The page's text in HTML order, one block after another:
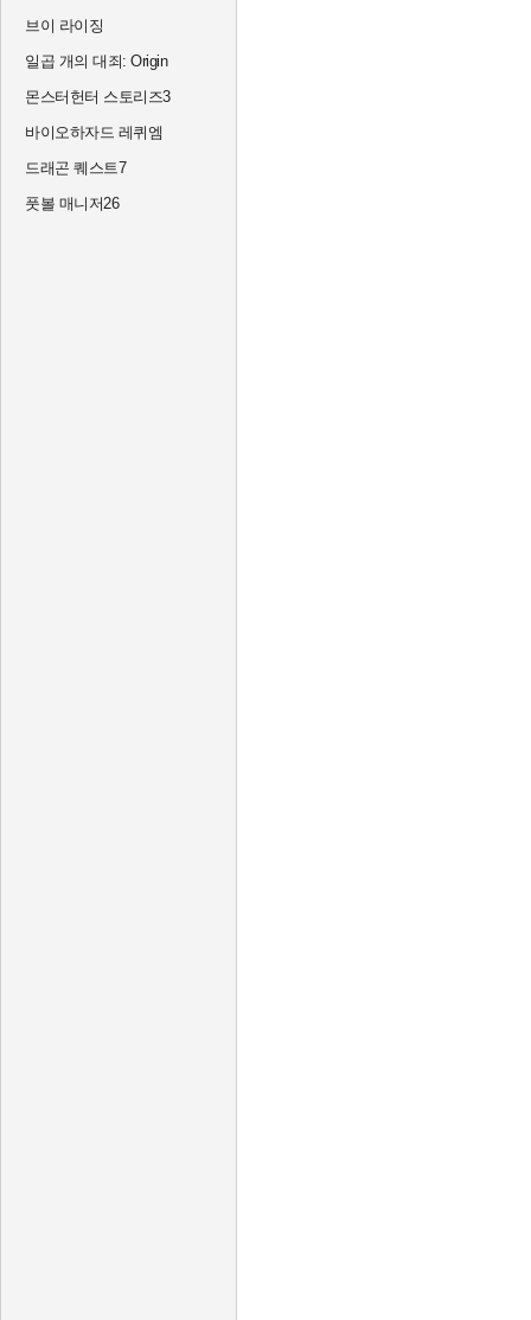
브이 라이징
일곱 개의 대죄: Origin
몬스터헌터 스토리즈3
바이오하자드 레퀴엠
드래곤 퀘스트7
풋볼 매니저26